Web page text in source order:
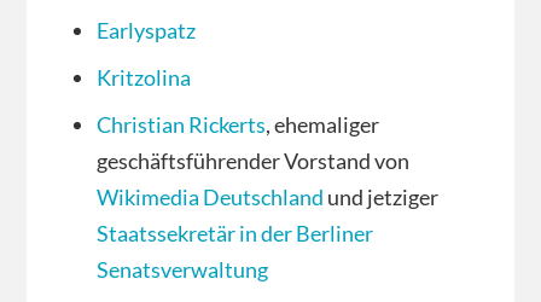
Earlyspatz
Kritzolina
Christian Rickerts, ehemaliger
geschäftsführender Vorstand von
Wikimedia Deutschland und jetziger
Staatssekretär in der Berliner
Senatsverwaltung